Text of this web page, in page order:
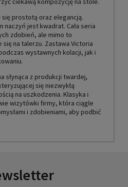
się prostotą oraz elegancją.
naczyń jest kwadrat. Cała seria
zdobień, ale mimo to
na talerzu. Zastawa Victoria
wystawnych kolacji, jak i
słynąca z produkcji twardej,
się niezwykłą
na uszkodzenia. Klasyka i
wizytówki firmy, która ciągle
i zdobieniami, aby podbić